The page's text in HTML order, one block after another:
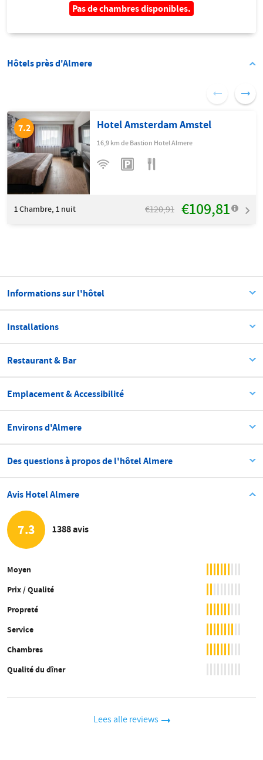
Pas de chambres disponibles.
Hôtels près d'Almere
7.2 Hotel Amsterdam Amstel
16,9 km de Bastion Hotel Almere
1Chambre, 1 nuit €120,91 €109,81
Informations sur l'hôtel
Installations
Restaurant & Bar
Emplacement & Accessibilité
Environs d'Almere
Des questions à propos de l'hôtel Almere
Avis Hotel Almere
7.3 1388 avis
Moyen
Prix / Qualité
Propreté
Service
Chambres
Qualité du dîner
Lees alle reviews